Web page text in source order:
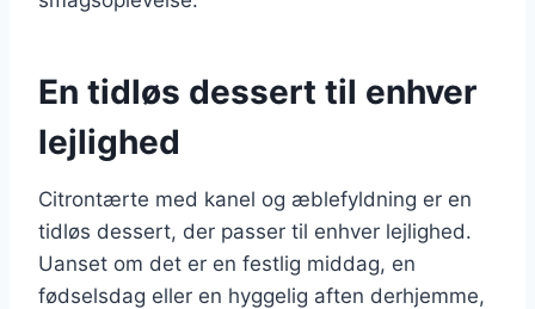
En tidløs dessert til enhver
lejlighed
Citrontærte med kanel og æblefyldning er en
tidløs dessert, der passer til enhver lejlighed.
Uanset om det er en festlig middag, en
fødselsdag eller en hyggelig aften derhjemme,